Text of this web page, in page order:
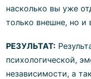
насколько вы уже
только внешне, но и
РЕЗУЛЬТАТ:
психологической,
независимости, а